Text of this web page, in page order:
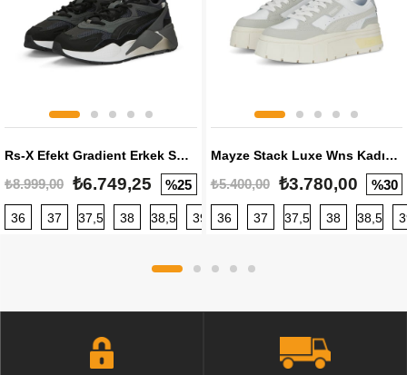
Rs-X Efekt Gradient Erkek Sneaker
₺8.999,00 ₺6.749,25 %25
36 37 37,5 38 38,5 39 40 40,5 41 42 42,5
Mayze Stack Luxe Wns Kadın Sneaker
₺5.400,00 ₺3.780,00 %30
36 37 37,5 38 38,5